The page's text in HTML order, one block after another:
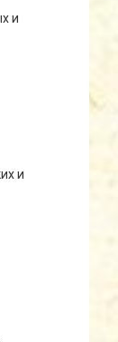
и
и